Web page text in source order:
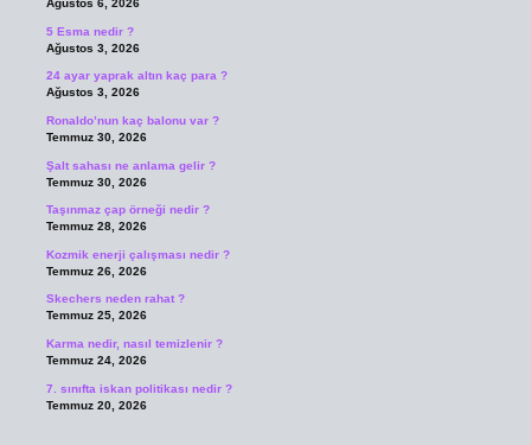
Ağustos 6, 2026
5 Esma nedir ?
Ağustos 3, 2026
24 ayar yaprak altın kaç para ?
Ağustos 3, 2026
Ronaldo’nun kaç balonu var ?
Temmuz 30, 2026
Şalt sahası ne anlama gelir ?
Temmuz 30, 2026
Taşınmaz çap örneği nedir ?
Temmuz 28, 2026
Kozmik enerji çalışması nedir ?
Temmuz 26, 2026
Skechers neden rahat ?
Temmuz 25, 2026
Karma nedir, nasıl temizlenir ?
Temmuz 24, 2026
7. sınıfta iskan politikası nedir ?
Temmuz 20, 2026